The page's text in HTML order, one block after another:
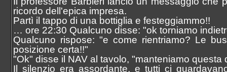
ricordo dell'epica impresa.
Partì il tappo di una bottiglia e festeggiammo!!
… ore 22:30 Qualcuno disse: "ok torniamo
Qualcuno rispose: "e come rientriamo? Le
posizione certa!!"
"Ok" disse il NAV al tavolo, "manteniamo
Il silenzio era assordante, e tutti ci